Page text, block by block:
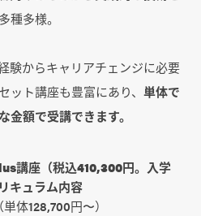
種多様。
験からキャリアチェンジに必要
ット講座も豊富にあり、 単体で
金額で受講できます。
講座（税込410,300円。入学
キュラム内容
体128,700円〜）